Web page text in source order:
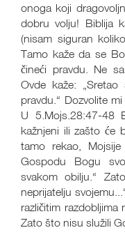
onoga koji
dobru volju! Biblija
(nisam siguran
Tamo kaže da se
čineći pravdu. Ne
Ovde kaže:
pravdu.“ Dozvolite
U 5.Mojs.28:47-48
kažnjeni ili zašto će
tamo rekao,
Gospodu Bogu
svakom obilju.“
neprijatelju
različitim
Zato što nisu služili